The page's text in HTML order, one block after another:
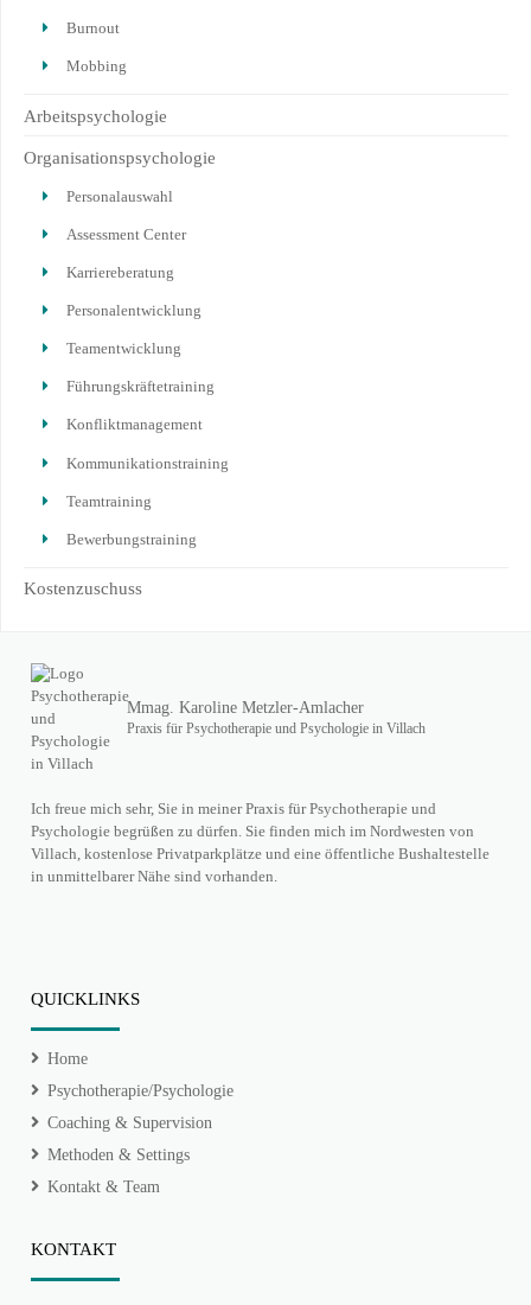
Burnout
Mobbing
Arbeitspsychologie
Organisationspsychologie
Personalauswahl
Assessment Center
Karriereberatung
Personalentwicklung
Teamentwicklung
Führungskräftetraining
Konfliktmanagement
Kommunikationstraining
Teamtraining
Bewerbungstraining
Kostenzuschuss
Mmag. Karoline Metzler-Amlacher
Praxis für Psychotherapie und Psychologie in Villach
Ich freue mich sehr, Sie in meiner Praxis für Psychotherapie und
Psychologie begrüßen zu dürfen. Sie finden mich im Nordwesten von
Villach, kostenlose Privatparkplätze und eine öffentliche Bushaltestelle
in unmittelbarer Nähe sind vorhanden.
QUICKLINKS
Home
Psychotherapie/Psychologie
Coaching & Supervision
Methoden & Settings
Kontakt & Team
KONTAKT